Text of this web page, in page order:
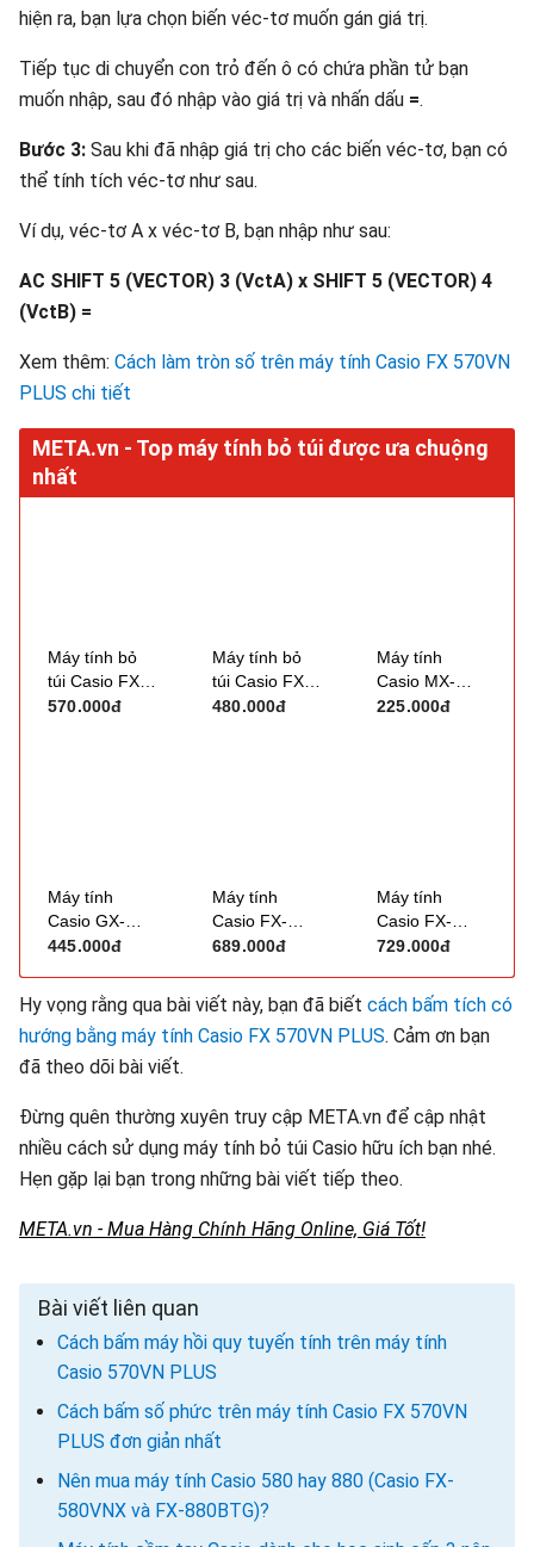
hiện ra, bạn lựa chọn biến véc-tơ muốn gán giá trị.
Tiếp tục di chuyển con trỏ đến ô có chứa phần tử bạn
muốn nhập, sau đó nhập vào giá trị và nhấn dấu =.
Bước 3: Sau khi đã nhập giá trị cho các biến véc-tơ, bạn có
thể tính tích véc-tơ như sau.
Ví dụ, véc-tơ A x véc-tơ B, bạn nhập như sau:
AC SHIFT 5 (VECTOR) 3 (VctA) x SHIFT 5 (VECTOR) 4
(VctB) =
Xem thêm: Cách làm tròn số trên máy tính Casio FX 570VN
PLUS chi tiết
Máy tính bỏ
túi Casio FX-
570VN Plus
570.000đ
Máy tính bỏ
túi Casio FX-
570ES Plus
480.000đ
Máy tính
Casio MX-
120B
225.000đ
Máy tính
Casio GX-
120B
445.000đ
Máy tính
Casio FX-
880BTG
689.000đ
Máy tính
Casio FX-
580VNX
729.000đ
Hy vọng rằng qua bài viết này, bạn đã biết cách bấm tích có
hướng bằng máy tính Casio FX 570VN PLUS. Cảm ơn bạn
đã theo dõi bài viết.
Đừng quên thường xuyên truy cập META.vn để cập nhật
nhiều cách sử dụng máy tính bỏ túi Casio hữu ích bạn nhé.
Hẹn gặp lại bạn trong những bài viết tiếp theo.
META.vn - Mua Hàng Chính Hãng Online, Giá Tốt!
Bài viết liên quan
Cách bấm máy hồi quy tuyến tính trên máy tính
Casio 570VN PLUS
Cách bấm số phức trên máy tính Casio FX 570VN
PLUS đơn giản nhất
Nên mua máy tính Casio 580 hay 880 (Casio FX-
580VNX và FX-880BTG)?